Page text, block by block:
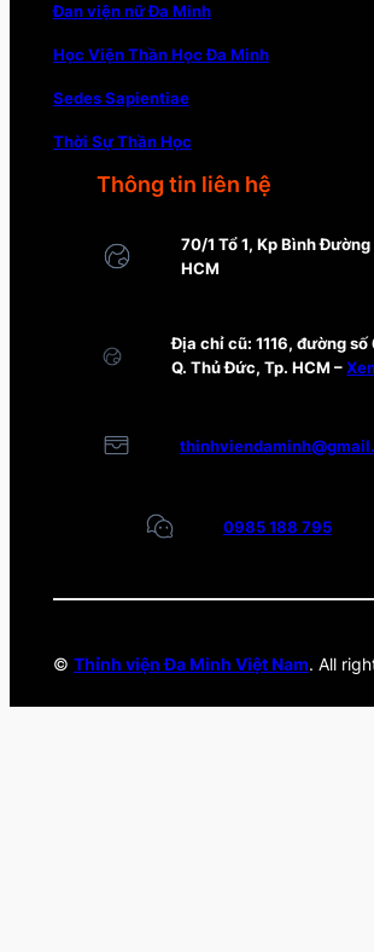
Đan viện nữ Đa Minh
Học Viện Thần Học Đa Minh
Sedes Sapientiae
Thời Sự Thần Học
Thông tin liên hệ
70/1 Tổ 1, Kp Bình Đường
HCM
Địa chỉ cũ: 1116, đường số
Q. Thủ Đức, Tp. HCM –
0985 188 795
© Thỉnh viện Đa Minh Việt Nam. All